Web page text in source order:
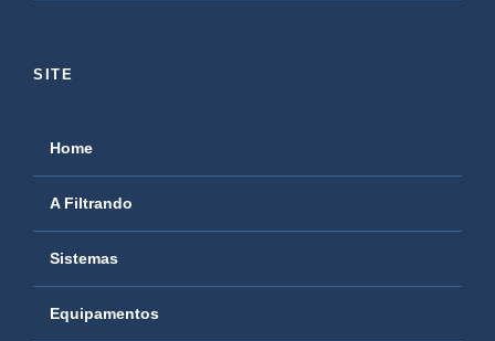
SITE
Home
A Filtrando
Sistemas
Equipamentos